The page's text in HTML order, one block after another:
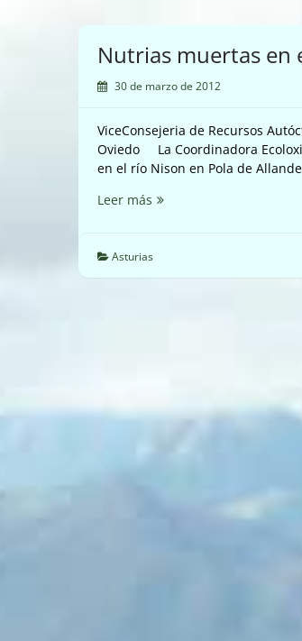
Nutrias muertas en
30 de marzo de 2012
ViceConsejeria de Recursos
Oviedo La Coordinadora
en el río Nison en Pola de
Leer más Nutrias
el
río
Asturias